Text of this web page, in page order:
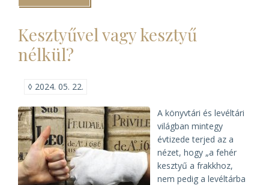
díjat
Damásdi
Zoltán)
Kesztyűvel vagy kesztyű
nélkül?
◊ 2024. 05. 22.
A könyvtári és levéltári
világban mintegy
évtizede terjed az a
nézet, hogy „a fehér
kesztyű a frakkhoz,
nem pedig a levéltárba